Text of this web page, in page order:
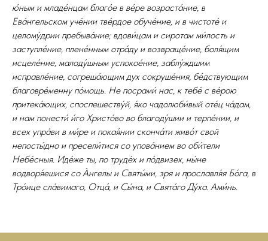
ю́ным и младе́нцам благо́е в ве́ре возраста́ние, в
Ева́нгельском уче́нии тве́рдое обуче́ние, и в чистоте́ и
целому́дрии пребыва́ние; вдови́цам и сиротам ми́лость и
заступле́ние, плене́нным отра́ду и возвраще́ние, боля́щим
исцеле́ние, малоду́шным успокое́ние, заблу́ждшим
исправле́ние, согреша́ющим дух сокруше́ния, бе́дствующим
благовре́менну по́мощь. Не посрами́ нас, к тебе́ с ве́рою
притека́ющих, споспешеству́й, я́ко чадолюби́вый оте́ц ча́дам,
и нам понести́ и́го Христо́во во благоду́шии и терпе́нии, и
всех упра́ви в ми́ре и покая́нии сконча́ти живо́т свой
непосты́дно и пресели́тися со упова́нием во оби́тели
Небе́сныя. Иде́же ты, по труде́х и по́двизех, ны́не
водворя́ешися со А́нгелы и Святы́ми, зря и прославля́я Бо́га, в
Тро́ице сла́вимаго, Отца́, и Сы́на, и Свята́го Ду́ха. Ами́нь.